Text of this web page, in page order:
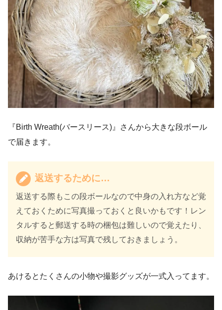
『Birth Wreath(バースリース)』さんから大きな段ボール
で届きます。
返送するために…
返送する際もこの段ボールなので中身の入れ方など覚
えておくために写真撮っておくと良いかもです！レン
タルすると郵送する時の梱包は難しいので覚えたり、
収納が苦手な方は写真で残しておきましょう。
あけるとたくさんの小物や撮影グッズが一式入ってます。